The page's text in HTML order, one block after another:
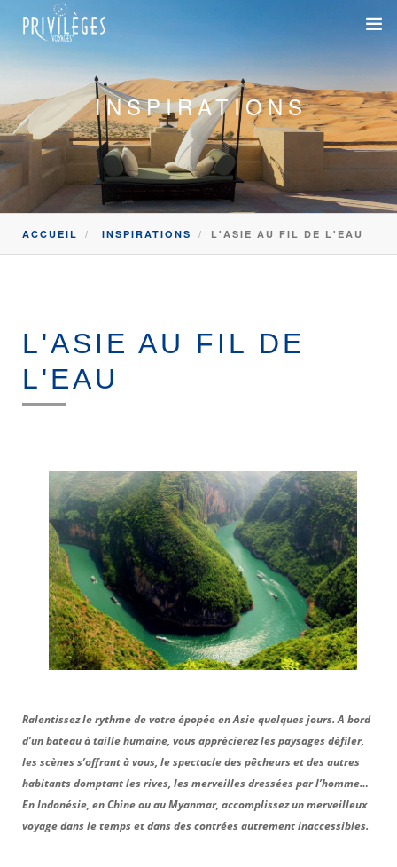
DESTINATIONS
CROISIÈRES
INSPIRATIONS
DEVIS 100% SUR-MESURE
+33 1 47 20 36 59
SUR-MESURE
DÉPLACEMENTS PROFESSIONNELS
INSPIRATIONS
ACCUEIL INSPIRATIONS L'ASIE AU FIL DE L'EAU
L'ASIE AU FIL DE
L'EAU
Ralentissez le rythme de votre épopée en Asie quelques jours. A bord
d’un bateau à taille humaine, vous apprécierez les paysages défiler,
les scènes s’offrant à vous, le spectacle des pêcheurs et des autres
habitants domptant les rives, les merveilles dressées par l’homme…
En Indonésie, en Chine ou au Myanmar, accomplissez un merveilleux
voyage dans le temps et dans des contrées autrement inaccessibles.